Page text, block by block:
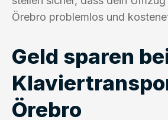
Örebro problemlos und
Geld sparen
Örebro